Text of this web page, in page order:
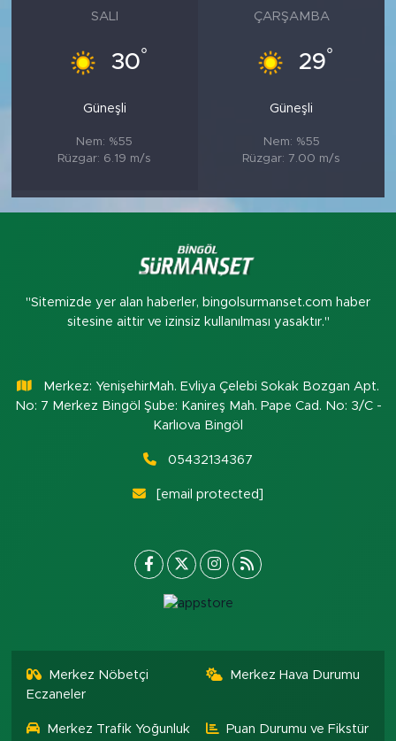
SALI
30°
Güneşli
Nem: %55
Rüzgar: 6.19 m/s
ÇARŞAMBA
29°
Güneşli
Nem: %55
Rüzgar: 7.00 m/s
"Sitemizde yer alan haberler, bingolsurmanset.com haber
sitesine aittir ve izinsiz kullanılması yasaktır."
Merkez: YenişehirMah. Evliya Çelebi Sokak Bozgan Apt.
No: 7 Merkez Bingöl Şube: Kanireş Mah. Pape Cad. No: 3/C -
Karlıova Bingöl
05432134367
[email protected]
Merkez Nöbetçi
Eczaneler
Merkez Hava Durumu
Merkez Trafik Yoğunluk Puan Durumu ve Fikstür